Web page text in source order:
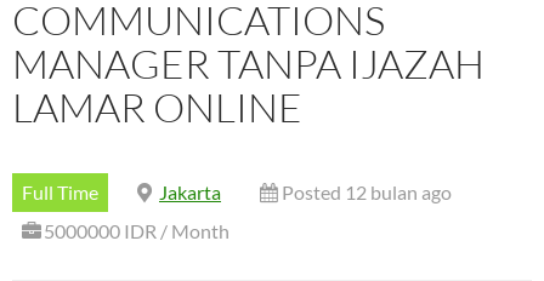
COMMUNICATIONS
MANAGER TANPA IJAZAH
LAMAR ONLINE
Full Time Jakarta
Posted 12 bulan ago
5000000 IDR / Month